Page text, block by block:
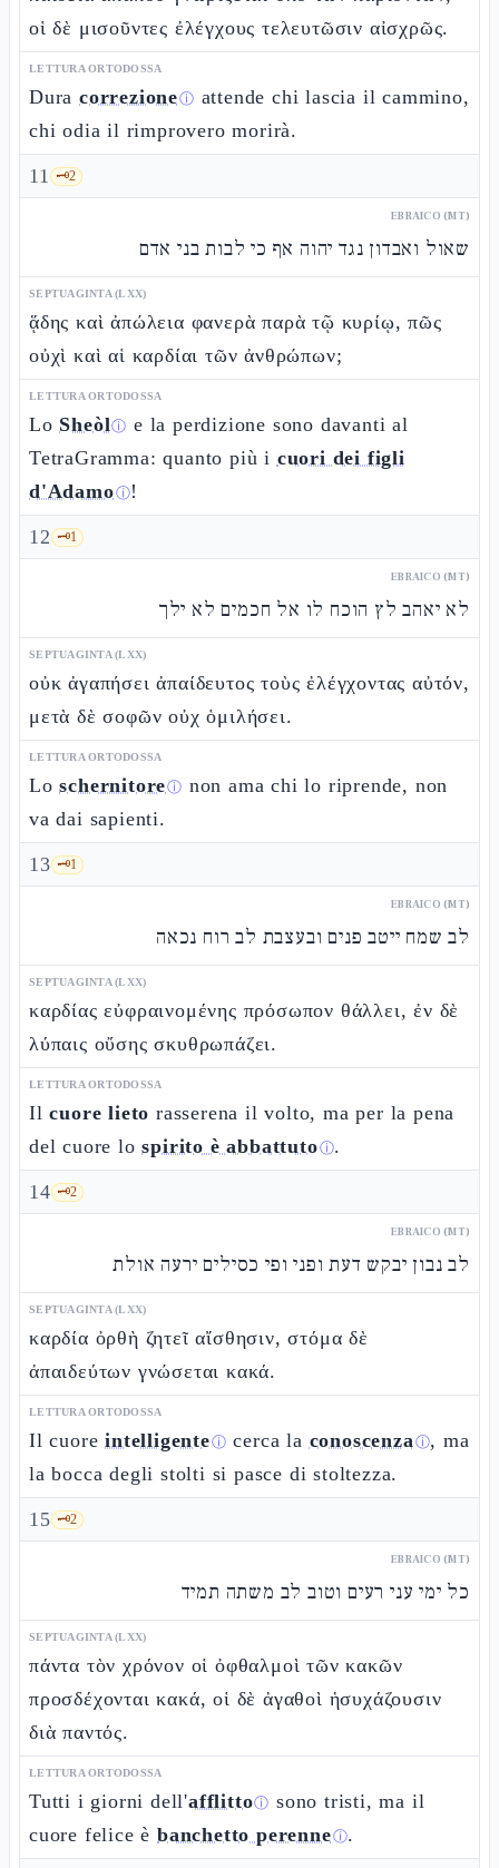
οἱ δὲ μισοῦντες ἐλέγχους τελευτῶσιν αἰσχρῶς.
LETTURA ORTODOSSA
Dura correzioneⓘ attende chi lascia il cammino,
chi odia il rimprovero morirà.
11 🗝️2
EBRAICO (MT)
שאול ואבדון נגד יהוה אף כי לבות בני אדם
SEPTUAGINTA (LXX)
ᾅδης καὶ ἀπώλεια φανερὰ παρὰ τῷ κυρίῳ, πῶς
οὐχὶ καὶ αἱ καρδίαι τῶν ἀνθρώπων;
LETTURA ORTODOSSA
Lo Sheòlⓘ e la perdizione sono davanti al
TetraGramma: quanto più i cuori dei figli
d'Adamoⓘ!
12 🗝️1
EBRAICO (MT)
לא יאהב לץ הוכח לו אל חכמים לא ילך
SEPTUAGINTA (LXX)
οὐκ ἀγαπήσει ἀπαίδευτος τοὺς ἐλέγχοντας αὐτόν,
μετὰ δὲ σοφῶν οὐχ ὁμιλήσει.
LETTURA ORTODOSSA
Loschernitoreⓘ non ama chi lo riprende, non
va dai sapienti.
13 🗝️1
EBRAICO (MT)
לב שמח ייטב פנים ובעצבת לב רוח נכאה
SEPTUAGINTA (LXX)
καρδίας εὐφραινομένης πρόσωπον θάλλει, ἐν δὲ
λύπαις οὔσης σκυθρωπάζει.
LETTURA ORTODOSSA
Ilcuore lieto rasserena il volto, ma per la pena
del cuore lospirito è abbattutoⓘ.
14 🗝️2
EBRAICO (MT)
לב נבון יבקש דעת ופני ופי כסילים ירעה אולת
SEPTUAGINTA (LXX)
καρδία ὀρθὴ ζητεῖ αἴσθησιν, στόμα δὲ
ἀπαιδεύτων γνώσεται κακά.
LETTURA ORTODOSSA
Il cuoreintelligenteⓘ cerca la conoscenzaⓘ, ma
la bocca degli stolti si pasce di stoltezza.
15 🗝️2
EBRAICO (MT)
כל ימי עני רעים וטוב לב משתה תמיד
SEPTUAGINTA (LXX)
πάντα τὸν χρόνον οἱ ὀφθαλμοὶ τῶν κακῶν
προσδέχονται κακά, οἱ δὲ ἀγαθοὶ ἡσυχάζουσιν
διὰ παντός.
LETTURA ORTODOSSA
Tutti i giorni dell'afflittoⓘ sono tristi, ma il
cuore felice èbanchetto perenneⓘ.